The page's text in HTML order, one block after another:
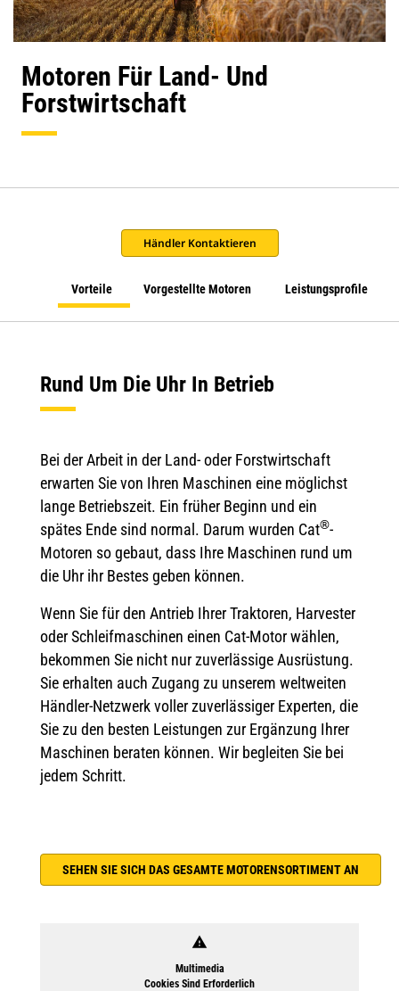
Motoren Für Land- Und
Forstwirtschaft
Händler Kontaktieren
Vorteile Vorgestellte Motoren Leistungsprofile
Rund Um Die Uhr In Betrieb
Bei der Arbeit in der Land- oder Forstwirtschaft
erwarten Sie von Ihren Maschinen eine möglichst
lange Betriebszeit. Ein früher Beginn und ein
spätes Ende sind normal. Darum wurden Cat®-
Motoren so gebaut, dass Ihre Maschinen rund um
die Uhr ihr Bestes geben können.
Wenn Sie für den Antrieb Ihrer Traktoren, Harvester
oder Schleifmaschinen einen Cat-Motor wählen,
bekommen Sie nicht nur zuverlässige Ausrüstung.
Sie erhalten auch Zugang zu unserem weltweiten
Händler-Netzwerk voller zuverlässiger Experten, die
Sie zu den besten Leistungen zur Ergänzung Ihrer
Maschinen beraten können. Wir begleiten Sie bei
jedem Schritt.
SEHEN SIE SICH DAS GESAMTE MOTORENSORTIMENT AN
warning
Multimedia
Cookies Sind Erforderlich